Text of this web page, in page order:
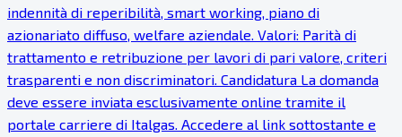
indennità di reperibilità, smart working, piano di
azionariato diffuso, welfare aziendale. Valori: Parità di
trattamento e retribuzione per lavori di pari valore, criteri
trasparenti e non discriminatori. Candidatura La domanda
deve essere inviata esclusivamente online tramite il
portale carriere di Italgas. Accedere al link sottostante e